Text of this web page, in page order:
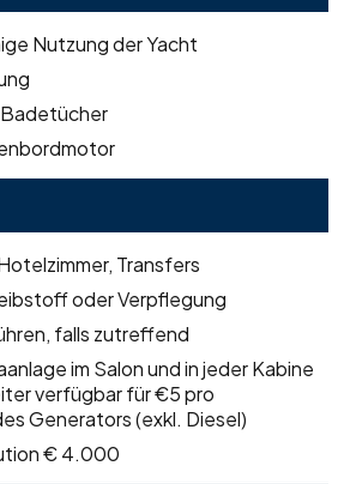
Nutzung der Yacht
Transfers
oder Verpflegung
falls zutreffend
im Salon und in jeder Kabine
verfügbar für €5 pro
Generators (exkl. Diesel)
€ 4.000